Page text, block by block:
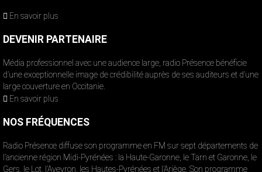
En savoir plus
DEVENIR PARTENAIRE
Média professionnel avec une audience large, radio Présence bénéficie
d’une exceptionnelle image de crédibilité auprès de ses auditeurs et d’une
large couverture en Occitanie.
En savoir plus
NOS FRÉQUENCES
Radio Présence diffuse son programme en FM sur sept départements de
l’ancienne région Midi-Pyrénées : la Haute-Garonne, le Tarn et Garonne, le
Gers, le Lot, l’Aveyron, les Hautes-Pyrénées et l’Ariège. Son programme